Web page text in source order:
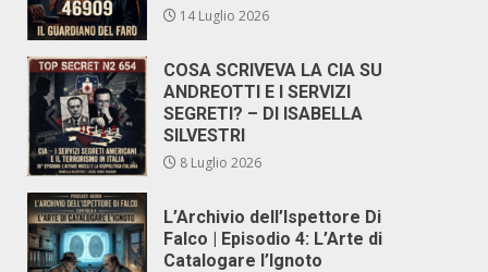
14 Luglio 2026
COSA SCRIVEVA LA CIA SU
ANDREOTTI E I SERVIZI
SEGRETI? – DI ISABELLA
SILVESTRI
8 Luglio 2026
L’Archivio dell’Ispettore Di
Falco | Episodio 4: L’Arte di
Catalogare l’Ignoto